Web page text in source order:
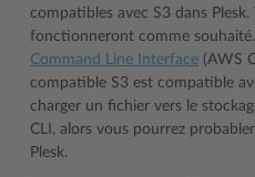
compatibles avec S3 dans
fonctionneront comme
Command Line Interface (AWS
compatible S3 est compatible
charger un fichier vers le
CLI, alors vous pourrez
Plesk.